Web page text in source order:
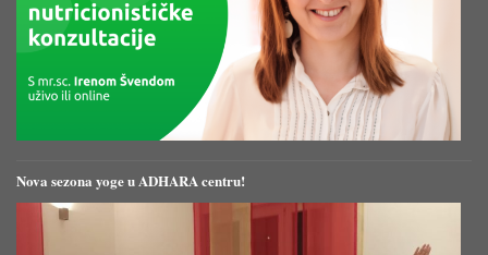
Nova sezona yoge u ADHARA centru!